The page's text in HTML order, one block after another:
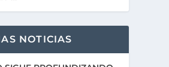
NOTICIAS